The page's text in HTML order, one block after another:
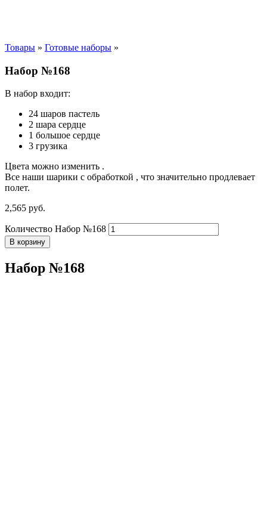
Товары » Готовые наборы »
Набор №168
В набор входит:
24 шаров пастель
2 шара сердце
1 большое сердце
3 грузика
Цвета можно изменить .
Все наши шарики с обработкой , что значительно продлевает
полет.
2,565 руб.
Количество Набор №168
В корзину
Набор №168